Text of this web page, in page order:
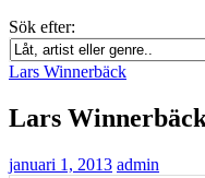
Sök efter:
Lars Winnerbäck
Lars
januari 1, 2013 admin